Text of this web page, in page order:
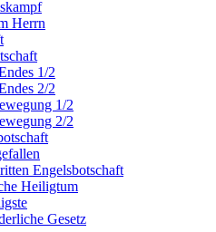
Herrn
1/2
2/2
1/2
2/2
Engelsbotschaft
Heiligtum
Gesetz